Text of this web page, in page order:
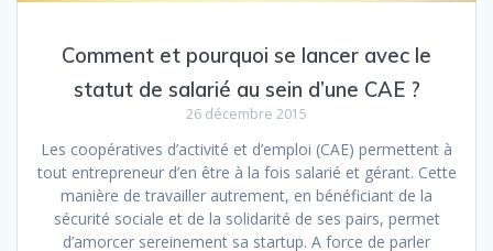
Comment et pourquoi se lancer avec le
statut de salarié au sein d’une CAE ?
26 décembre 2015
Les coopératives d’activité et d’emploi (CAE) permettent à
tout entrepreneur d’en être à la fois salarié et gérant. Cette
manière de travailler autrement, en bénéficiant de la
sécurité sociale et de la solidarité de ses pairs, permet
d’amorcer sereinement sa startup. A force de parler